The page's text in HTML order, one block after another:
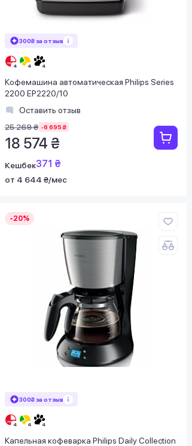
300₴ за отзыв
Кофемашина автоматическая Philips Series
2200 EP2220/10
Оставить отзыв
25 269 ₴ -6 695 ₴
18 574 ₴
Кешбек371 ₴
от 4 644 ₴/мес
-20%
300₴ за отзыв
Капельная кофеварка Philips Daily Collection